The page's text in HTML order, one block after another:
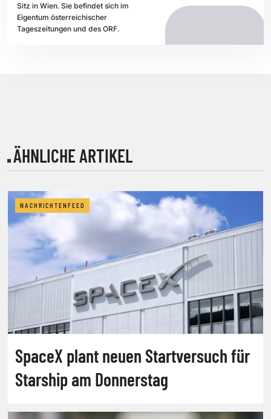
Sitz in Wien. Sie befindet sich im
Eigentum österreichischer
Tageszeitungen und des ORF.
ÄHNLICHE ARTIKEL
NACHRICHTENFEED
SpaceX plant neuen Startversuch für
Starship am Donnerstag